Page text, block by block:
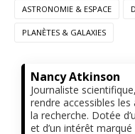
ASTRONOMIE & ESPACE
PLANÈTES & GALAXIES
Nancy Atkinson
Journaliste
rendre accessibles
la recherche. Dotée
et d’un intérêt